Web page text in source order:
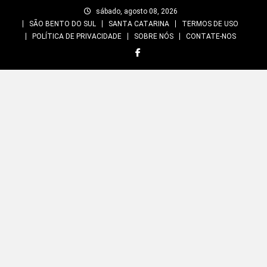
sábado, agosto 08, 2026
SÃO BENTO DO SUL
SANTA CATARINA
TERMOS DE USO
POLÍTICA DE PRIVACIDADE
SOBRE NÓS CONTATE-NOS